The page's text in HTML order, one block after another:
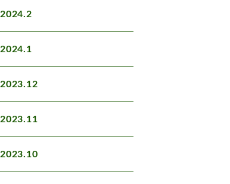
2024.2
2024.1
2023.12
2023.11
2023.10